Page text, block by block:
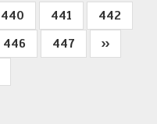
Pagina
440 Pagina
441 Pagina
442
Pagina
446 Pagina
447
Pagina
››